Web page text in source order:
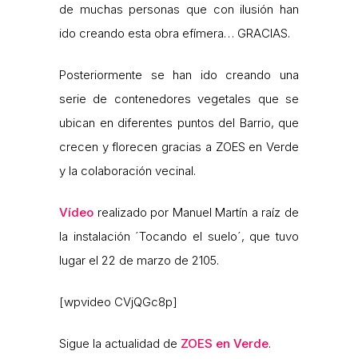
de muchas personas que con ilusión han
ido creando esta obra efímera… GRACIAS.
Posteriormente se han ido creando una
serie de contenedores vegetales que se
ubican en diferentes puntos del Barrio, que
crecen y florecen gracias a ZOES en Verde
y la colaboración vecinal.
Vídeo realizado por Manuel Martín a raíz de
la instalación ´Tocando el suelo´, que tuvo
lugar el 22 de marzo de 2105.
[wpvideo CVjQGc8p]
Sigue la actualidad de ZOES en Verde.